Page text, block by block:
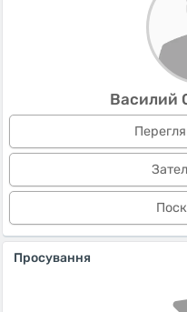
Василий
Просування